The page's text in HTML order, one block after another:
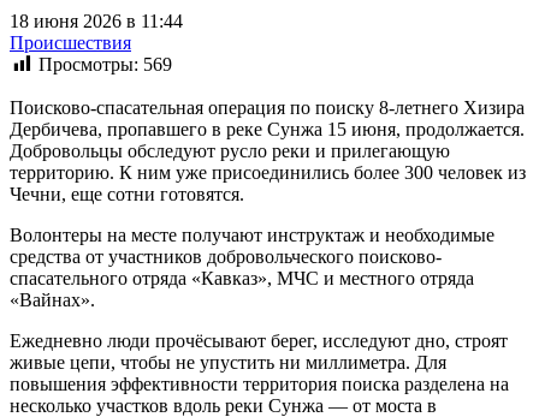
18 июня 2026 в 11:44
Происшествия
Просмотры: 569
Поисково-спасательная операция по поиску 8-летнего Хизира
Дербичева, пропавшего в реке Сунжа 15 июня, продолжается.
Добровольцы обследуют русло реки и прилегающую
территорию. К ним уже присоединились более 300 человек из
Чечни, еще сотни готовятся.
Волонтеры на месте получают инструктаж и необходимые
средства от участников добровольческого поисково-
спасательного отряда «Кавказ», МЧС и местного отряда
«Вайнах».
Ежедневно люди прочёсывают берег, исследуют дно, строят
живые цепи, чтобы не упустить ни миллиметра. Для
повышения эффективности территория поиска разделена на
несколько участков вдоль реки Сунжа — от моста в